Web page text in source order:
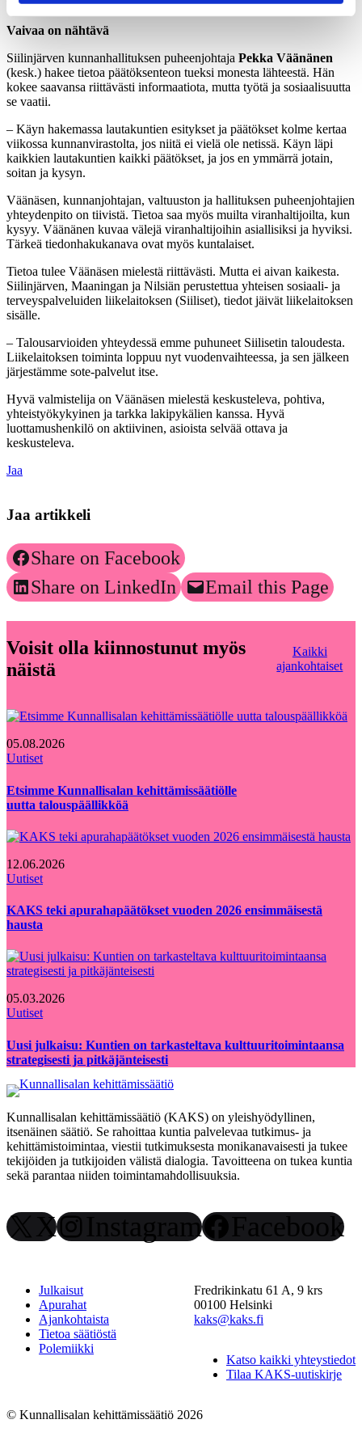
Vaivaa on nähtävä
Siilinjärven kunnanhallituksen puheenjohtaja Pekka Väänänen
(kesk.) hakee tietoa päätöksenteon tueksi monesta lähteestä. Hän
kokee saavansa riittävästi informaatiota, mutta työtä ja sosiaalisuutta
se vaatii.
– Käyn hakemassa lautakuntien esitykset ja päätökset kolme kertaa
viikossa kunnanvirastolta, jos niitä ei vielä ole netissä. Käyn läpi
kaikkien lautakuntien kaikki päätökset, ja jos en ymmärrä jotain,
soitan ja kysyn.
Väänäsen, kunnanjohtajan, valtuuston ja hallituksen puheenjohtajien
yhteydenpito on tiivistä. Tietoa saa myös muilta viranhaltijoilta, kun
kysyy. Väänänen kuvaa välejä viranhaltijoihin asiallisiksi ja hyviksi.
Tärkeä tiedonhakukanava ovat myös kuntalaiset.
Tietoa tulee Väänäsen mielestä riittävästi. Mutta ei aivan kaikesta.
Siilinjärven, Maaningan ja Nilsiän perustettua yhteisen sosiaali- ja
terveyspalveluiden liikelaitoksen (Siiliset), tiedot jäivät liikelaitoksen
sisälle.
– Talousarvioiden yhteydessä emme puhuneet Siilisetin taloudesta.
Liikelaitoksen toiminta loppuu nyt vuodenvaihteessa, ja sen jälkeen
järjestämme sote-palvelut itse.
Hyvä valmistelija on Väänäsen mielestä keskusteleva, pohtiva,
yhteistyökykyinen ja tarkka lakipykälien kanssa. Hyvä
luottamushenkilö on aktiivinen, asioista selvää ottava ja
keskusteleva.
Jaa
Jaa artikkeli
Share on Facebook
Share on LinkedIn
Email this Page
Voisit olla kiinnostunut myös
näistä
Kaikki
ajankohtaiset
05.08.2026
Uutiset
Etsimme Kunnallisalan kehittämissäätiölle
uutta talouspäällikköä
12.06.2026
Uutiset
KAKS teki apurahapäätökset vuoden 2026 ensimmäisestä
hausta
05.03.2026
Uutiset
Uusi julkaisu: Kuntien on tarkasteltava kulttuuritoimintaansa
strategisesti ja pitkäjänteisesti
Kunnallisalan kehittämissäätiö (KAKS) on yleishyödyllinen,
itsenäinen säätiö. Se rahoittaa kuntia palvelevaa tutkimus- ja
kehittämistoimintaa, viestii tutkimuksesta monikanavaisesti ja tukee
tekijöiden ja tutkijoiden välistä dialogia. Tavoitteena on tukea kuntia
sekä parantaa niiden toimintamahdollisuuksia.
X Instagram Facebook
Julkaisut
Apurahat
Ajankohtaista
Tietoa säätiöstä
Polemiikki
Fredrikinkatu 61 A, 9 krs
00100 Helsinki
kaks@kaks.fi
Katso kaikki yhteystiedot
Tilaa KAKS-uutiskirje
© Kunnallisalan kehittämissäätiö 2026